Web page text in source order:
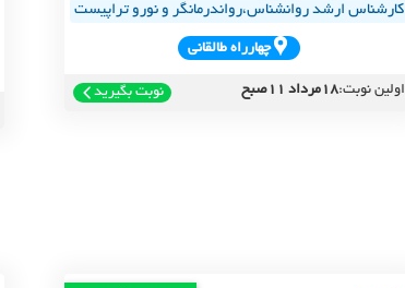
کارشناس ارشد روانشناس،رواندرمانگر و نورو تراپیست
چهارراه طالقاني
اولین نوبت:18مرداد 11صبح نوبت بگیرید